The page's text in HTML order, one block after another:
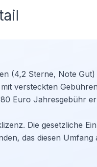
(4,2 Sterne, Note
versteckten
Euro Jahresgebühr
Die gesetzliche
das diesen